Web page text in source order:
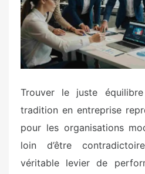
n
Trouver le juste
tradition en entreprise
pour les organisations
loin d’être
véritable levier de